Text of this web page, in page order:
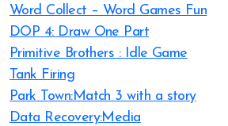
Word Collect – Word Games Fun
DOP 4: Draw One Part
Primitive Brothers : Idle Game
Tank Firing
Park Town:Match 3 with a story
Data Recovery:Media